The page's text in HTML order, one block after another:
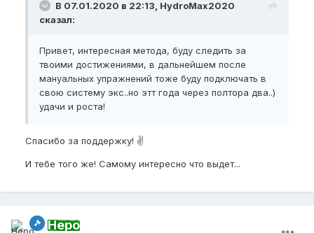
В 07.01.2020 в 22:13, HydroMax2020
сказал:
Привет, интересная метода, буду следить за
твоими достижениями, в дальнейшем после
мануальных упражнений тоже буду подключать в
свою систему экс..но этт года через полтора два..)
удачи и роста!
Спасибо за поддержку! ✌
И тебе того же! Самому интересно что выдет...
Неро